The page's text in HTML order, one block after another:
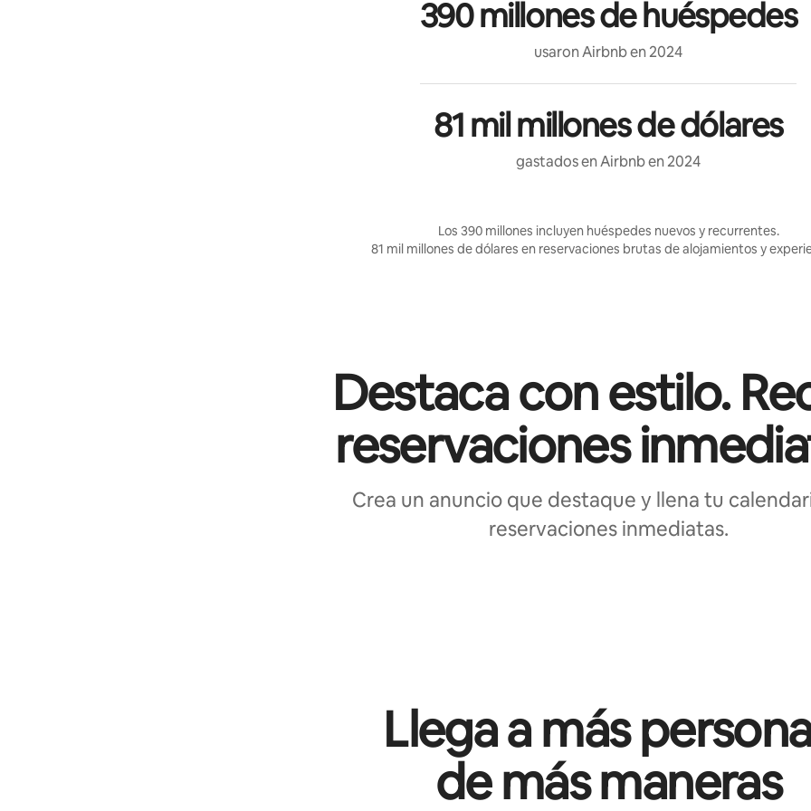
390 millones de huéspedes
usaron Airbnb en 2024
81 mil millones de dólares
gastados en Airbnb en 2024
Los 390 millones incluyen huéspedes nuevos y recurrentes.
81 mil millones de dólares en reservaciones brutas de alojamientos y
Destaca con estilo.
reservaciones
Crea un anuncio que destaque y llena tu
reservaciones inmediatas.
Llega a más
de más maneras